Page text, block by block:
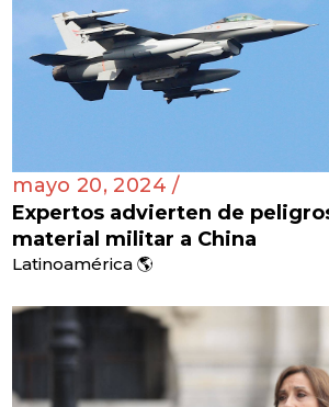
mayo 20, 2024 /
Expertos advierten de
material militar a China
Latinoamérica 🌎